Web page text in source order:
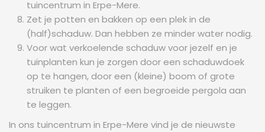
tuincentrum in Erpe-Mere.
Zet je potten en bakken op een plek in de
(half)schaduw. Dan hebben ze minder water nodig.
Voor wat verkoelende schaduw voor jezelf en je
tuinplanten kun je zorgen door een schaduwdoek
op te hangen, door een (kleine) boom of grote
struiken te planten of een begroeide pergola aan
te leggen.
In ons tuincentrum in Erpe-Mere vind je de nieuwste